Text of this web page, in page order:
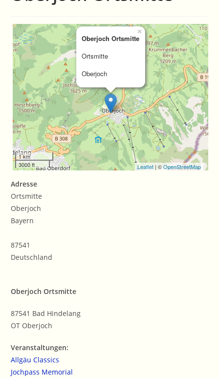
Oberjoch Ortsmitte
Ortsmitte
Oberjoch
×
1 km
3000 ft
Leaflet| ©OpenStreetMap
Adresse
Ortsmitte
Oberjoch
Bayern
87541
Deutschland
Oberjoch Ortsmitte
87541 Bad Hindelang
OT Oberjoch
Veranstaltungen:
Allgäu Classics
Jochpass Memorial